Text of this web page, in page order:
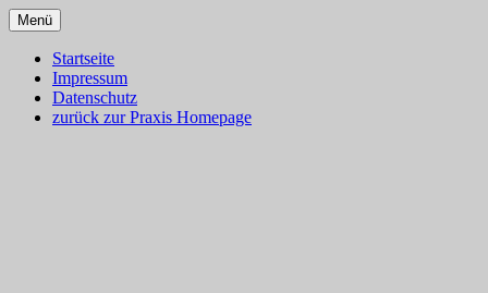
Zum
Inhalt
springen
Blog – Klassische Homöopathie
Ulm – Gesundes Leben
Menü
Startseite
Impressum
Datenschutz
zurück zur Praxis Homepage